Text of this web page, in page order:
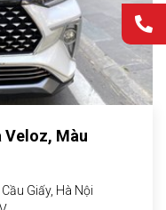
Veloz, Màu
Giấy, Hà Nội